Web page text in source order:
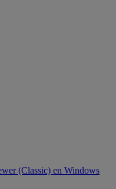
(Classic) en Windows